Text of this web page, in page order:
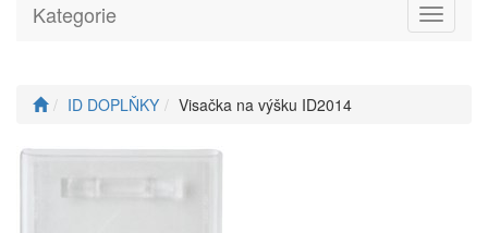
Toggle
Kategorie
ID DOPLŇKY Visačka na výšku ID2014